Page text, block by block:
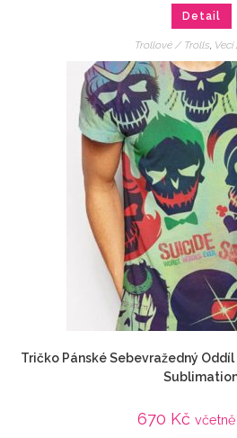
Detail
Trollové / Trolls
Tričko Pánské Sebevražedný
670 Kč včetně